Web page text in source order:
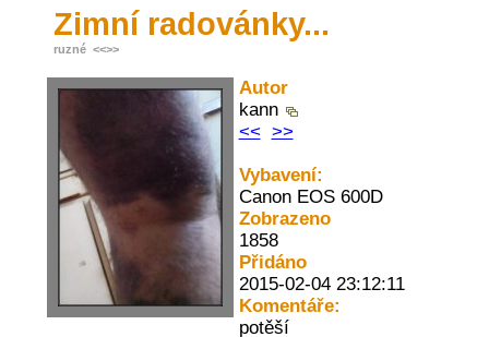
Zimní radovánky...
ruzné <<>>
Autor
kann
<< >>
Vybavení:
Canon EOS 600D
Zobrazeno
1858
Přidáno
2015-02-04 23:12:11
Komentáře:
potěší